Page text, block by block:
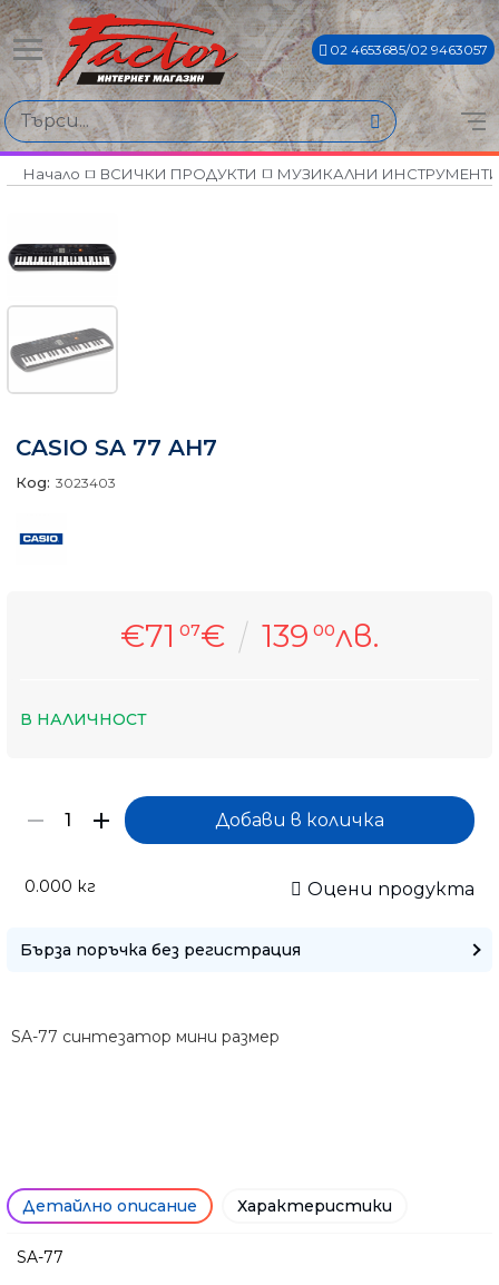
02 4653685/02 9463057
Начало ВСИЧКИ ПРОДУКТИ МУЗИКАЛНИ
CASIO SA 77 AH7
Код: 3023403
€71 07€ 139 00лв.
В НАЛИЧНОСТ
0.000 кг Оцени продукта
Бърза поръчка без регистрация
Само
SA-77 синтезатор мини размер
Детайлно описание Характеристики
SA-77